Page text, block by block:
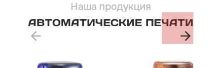
Наша продукция
АВТОМАТИЧЕСКИЕ ПЕЧАТИ